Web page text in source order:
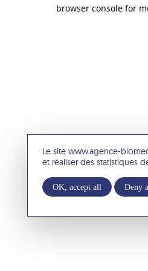
Le site www.agence-
et réaliser des statistiques
OK, accept all Deny
browser console for